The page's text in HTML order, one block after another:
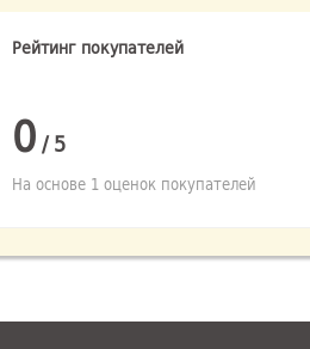
Рейтинг покупателей
0/5
На основе 1 оценок покупателей